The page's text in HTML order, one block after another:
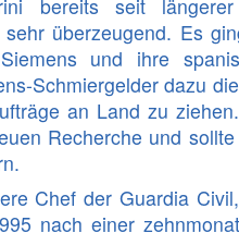
bereits seit
überzeugend. Es
und ihre
Schmiergelder dazu
an Land zu
Recherche und
Chef der Guardia
nach einer